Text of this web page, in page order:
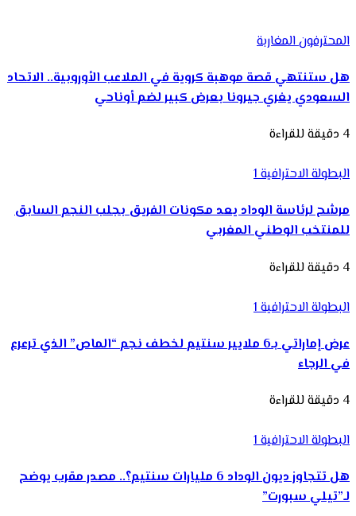
المحترفون المغاربة
هل ستنتهي قصة موهبة كروية في الملاعب الأوروبية.. الاتحاد
السعودي يغري جيرونا بعرض كبير لضم أوناحي
4 دقيقة للقراءة
البطولة الاحترافية 1
مرشح لرئاسة الوداد يعد مكونات الفريق بجلب النجم السابق
للمنتخب الوطني المغربي
4 دقيقة للقراءة
البطولة الاحترافية 1
عرض إماراتي بـ6 ملايير سنتيم لخطف نجم “الماص” الذي ترعرع
في الرجاء
4 دقيقة للقراءة
البطولة الاحترافية 1
هل تتجاوز ديون الوداد 6 مليارات سنتيم؟.. مصدر مقرب يوضح
لـ”تيلي سبورت”